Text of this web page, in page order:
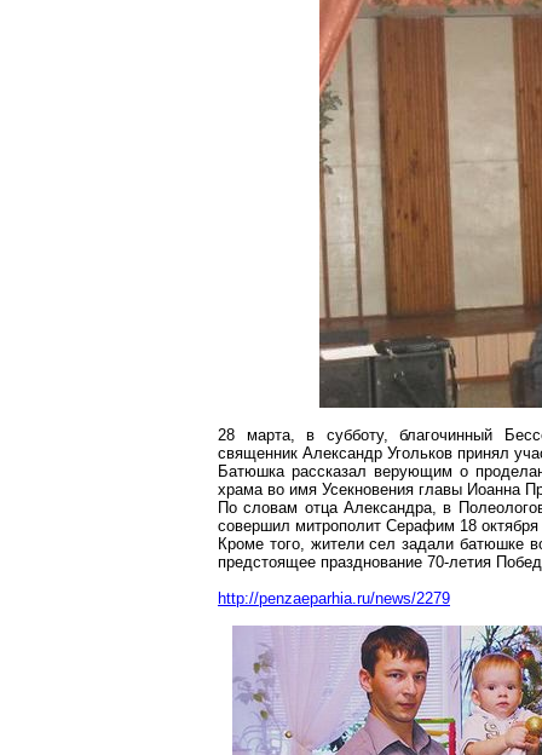
28 марта, в субботу, благочинный
священник Александр Угольков принял
Батюшка рассказал верующим о
храма во имя Усекновения главы Иоанна
По словам отца Александра, в
совершил митрополит Серафим 18 октября
Кроме того, жители сел задали батюшке
предстоящее празднование 70-летия
http://penzaeparhia.ru/news/2279